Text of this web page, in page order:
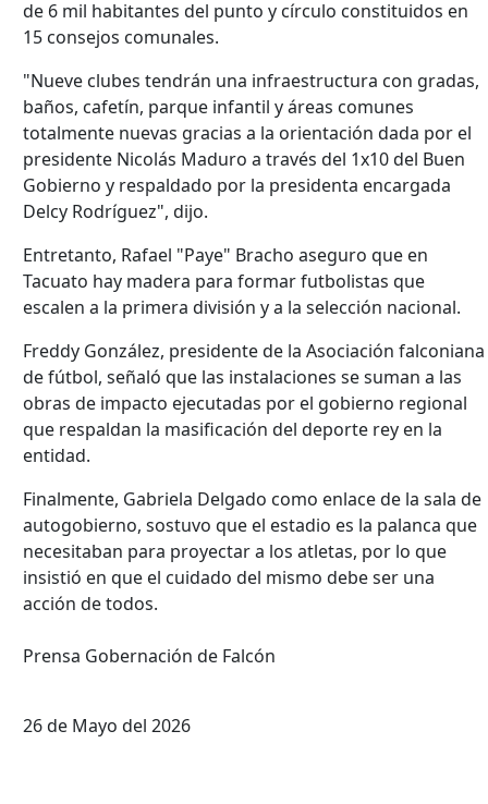
de 6 mil habitantes del punto y círculo constituidos en
15 consejos comunales.
"Nueve clubes tendrán una infraestructura con gradas,
baños, cafetín, parque infantil y áreas comunes
totalmente nuevas gracias a la orientación dada por el
presidente Nicolás Maduro a través del 1x10 del Buen
Gobierno y respaldado por la presidenta encargada
Delcy Rodríguez", dijo.
Entretanto, Rafael "Paye" Bracho aseguro que en
Tacuato hay madera para formar futbolistas que
escalen a la primera división y a la selección nacional.
Freddy González, presidente de la Asociación falconiana
de fútbol, señaló que las instalaciones se suman a las
obras de impacto ejecutadas por el gobierno regional
que respaldan la masificación del deporte rey en la
entidad.
Finalmente, Gabriela Delgado como enlace de la sala de
autogobierno, sostuvo que el estadio es la palanca que
necesitaban para proyectar a los atletas, por lo que
insistió en que el cuidado del mismo debe ser una
acción de todos.
Prensa Gobernación de Falcón
26 de Mayo del 2026